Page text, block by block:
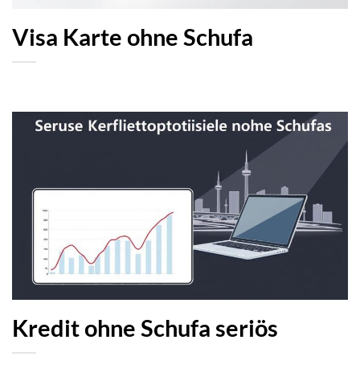
Visa Karte ohne Schufa
Kredit ohne Schufa seriös